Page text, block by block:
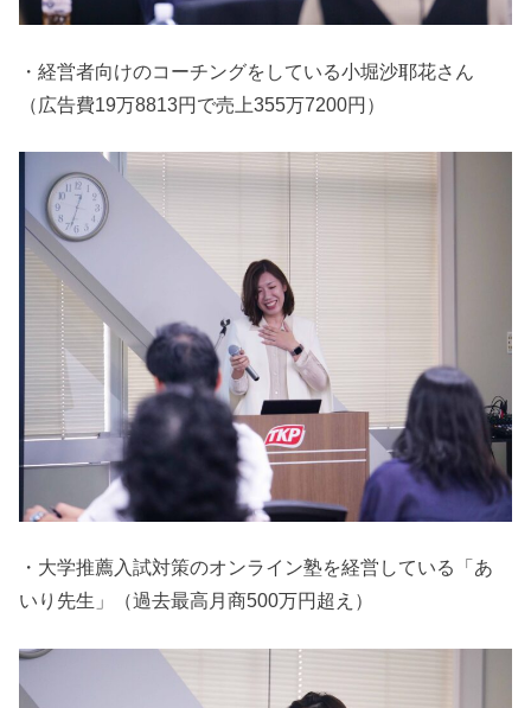
・経営者向けのコーチングをしている小堀沙耶花さん
（広告費19万8813円で売上355万7200円）
・大学推薦入試対策のオンライン塾を経営している「あ
いり先生」（過去最高月商500万円超え）